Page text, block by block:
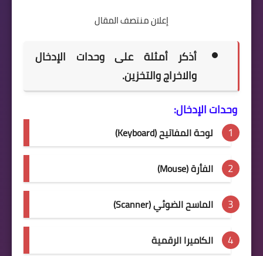
إعلان منتصف المقال
أذكر أمثلة على وحدات الإدخال
والاخراج والتخزين.
وحدات الإدخال:
لوحة المفاتيح (Keyboard)
الفأرة (Mouse)
الماسح الضوئي (Scanner)
الكاميرا الرقمية